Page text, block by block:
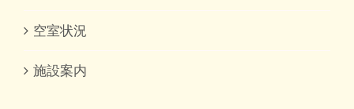
空室状況
施設案内